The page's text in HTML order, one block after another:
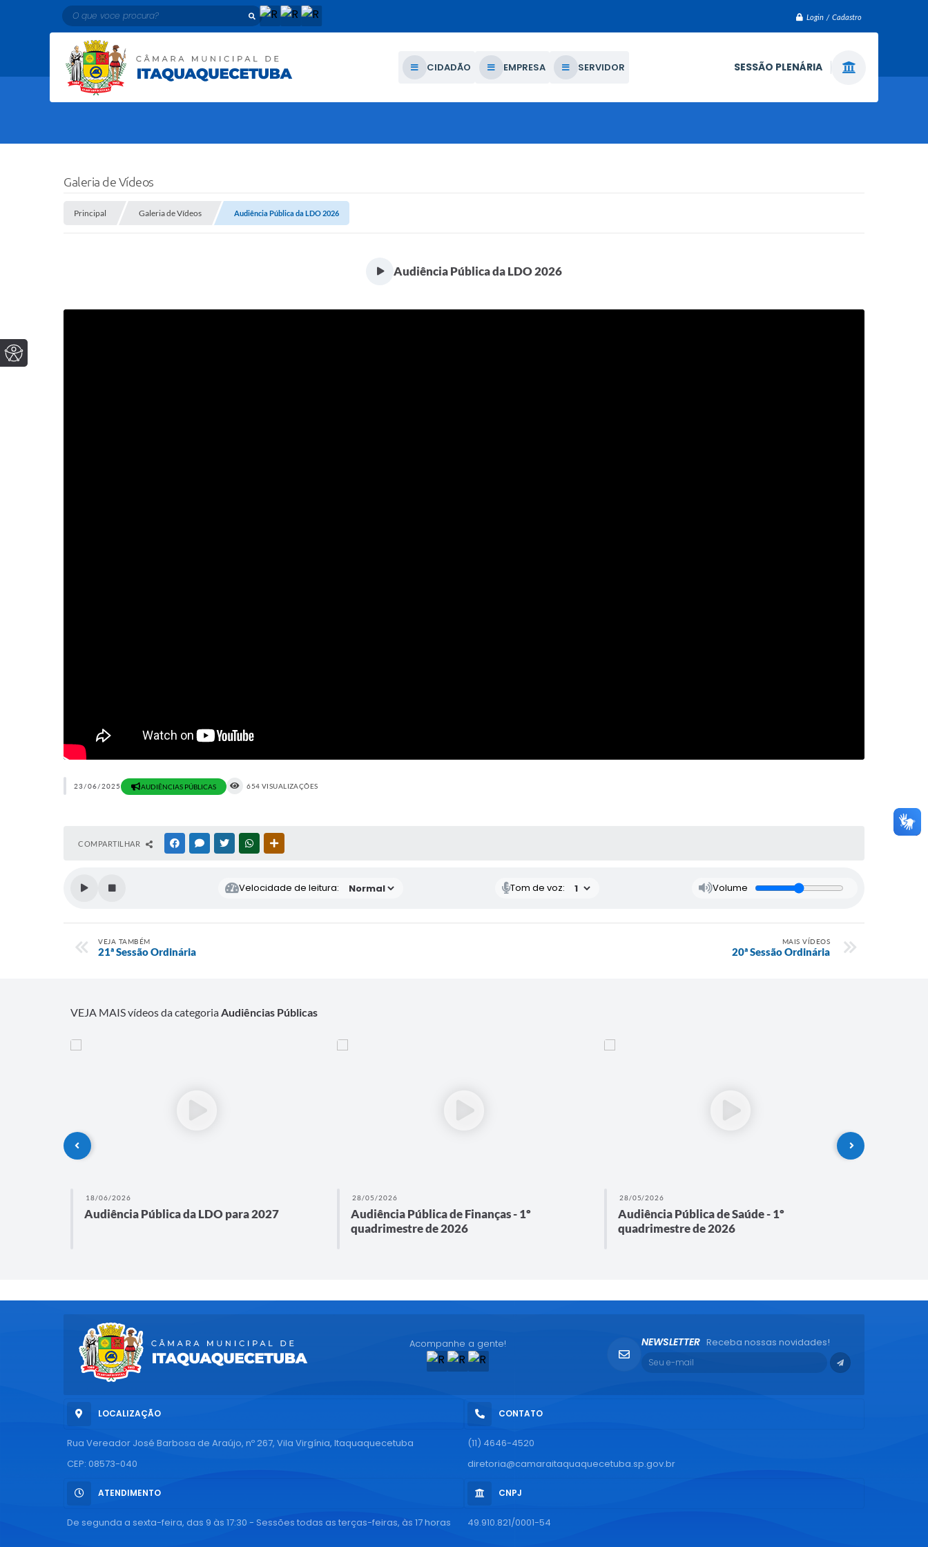
Login / Cadastro
O que voce procura?
CIDADÃO EMPRESA SERVIDOR SESSÃO PLENÁRIA
Galeria de Vídeos
Principal Galeria de Vídeos Audiência Pública da LDO 2026
Audiência Pública da LDO 2026
23/06/2025 AUDIÊNCIAS PÚBLICAS 654 VISUALIZAÇÕES
COMPARTILHAR FACEBOOKMESSENGER
TWITTERWHATSAPP
Velocidade de leitura: Tom de voz: Volume
VEJA TAMBÉM
21ª Sessão Ordinária
MAIS VÍDEOS
20ª Sessão Ordinária
VEJA MAIS vídeos da categoria Audiências Públicas
18/06/2026
Audiência Pública da LDO para 2027
28/05/2026
Audiência Pública de Finanças - 1º
quadrimestre de 2026
28/05/2026
Audiência Pública de Saúde - 1º
quadrimestre de 2026
LOCALIZAÇÃO
Rua Vereador José Barbosa de Araújo, nº 267, Vila Virgínia, Itaquaquecetuba
CEP: 08573-040
CONTATO
(11) 4646-4520
diretoria@camaraitaquaquecetuba.sp.gov.br
ATENDIMENTO
De segunda a sexta-feira, das 9 às 17:30 - Sessões todas as terças-feiras, às 17 horas
CNPJ
49.910.821/0001-54
Acompanhe a gente! NEWSLETTER Receba nossas novidades!